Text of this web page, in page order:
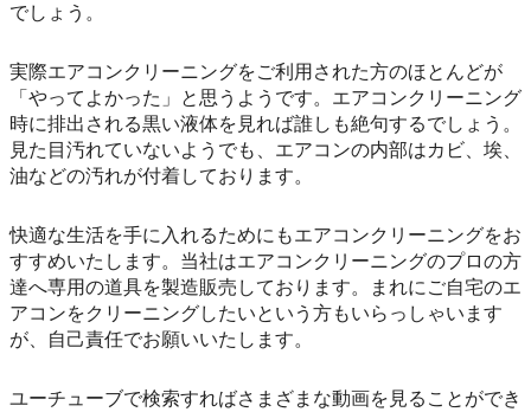
でしょう。
実際エアコンクリーニングをご利用された方のほとんどが
「やってよかった」と思うようです。エアコンクリーニング
時に排出される黒い液体を見れば誰しも絶句するでしょう。
見た目汚れていないようでも、エアコンの内部はカビ、埃、
油などの汚れが付着しております。
快適な生活を手に入れるためにもエアコンクリーニングをお
すすめいたします。当社はエアコンクリーニングのプロの方
達へ専用の道具を製造販売しております。まれにご自宅のエ
アコンをクリーニングしたいという方もいらっしゃいます
が、自己責任でお願いいたします。
ユーチューブで検索すればさまざまな動画を見ることができ